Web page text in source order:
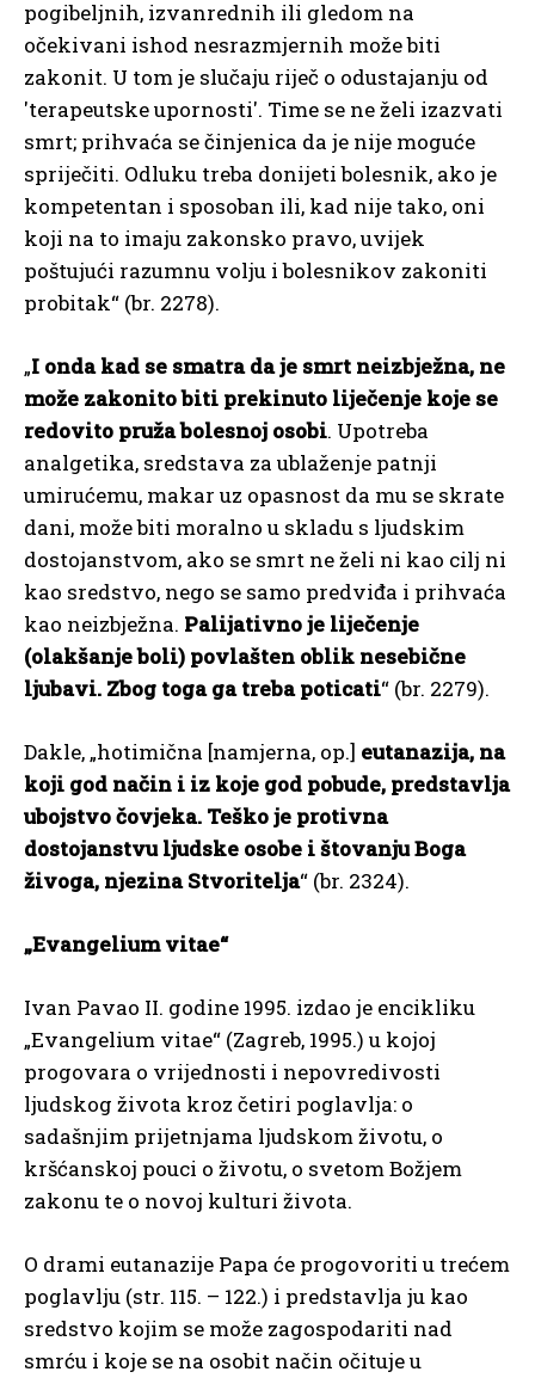
pogibeljnih, izvanrednih ili gledom na
očekivani ishod nesrazmjernih može biti
zakonit. U tom je slučaju riječ o odustajanju od
′terapeutske upornosti′. Time se ne želi izazvati
smrt; prihvaća se činjenica da je nije moguće
spriječiti. Odluku treba donijeti bolesnik, ako je
kompetentan i sposoban ili, kad nije tako, oni
koji na to imaju zakonsko pravo, uvijek
poštujući razumnu volju i bolesnikov zakoniti
probitak“ (br. 2278).
„I onda kad se smatra da je smrt neizbježna, ne
može zakonito biti prekinuto liječenje koje se
redovito pruža bolesnoj osobi. Upotreba
analgetika, sredstava za ublaženje patnji
umirućemu, makar uz opasnost da mu se skrate
dani, može biti moralno u skladu s ljudskim
dostojanstvom, ako se smrt ne želi ni kao cilj ni
kao sredstvo, nego se samo predviđa i prihvaća
kao neizbježna. Palijativno je liječenje
(olakšanje boli) povlašten oblik nesebične
ljubavi. Zbog toga ga treba poticati“ (br. 2279).
Dakle, „hotimična [namjerna, op.] eutanazija, na
koji god način i iz koje god pobude, predstavlja
ubojstvo čovjeka. Teško je protivna
dostojanstvu ljudske osobe i štovanju Boga
živoga, njezina Stvoritelja“ (br. 2324).
„Evangelium vitae“
Ivan Pavao II. godine 1995. izdao je encikliku
„Evangelium vitae“ (Zagreb, 1995.) u kojoj
progovara o vrijednosti i nepovredivosti
ljudskog života kroz četiri poglavlja: o
sadašnjim prijetnjama ljudskom životu, o
kršćanskoj pouci o životu, o svetom Božjem
zakonu te o novoj kulturi života.
O drami eutanazije Papa će progovoriti u trećem
poglavlju (str. 115. – 122.) i predstavlja ju kao
sredstvo kojim se može zagospodariti nad
smrću i koje se na osobit način očituje u